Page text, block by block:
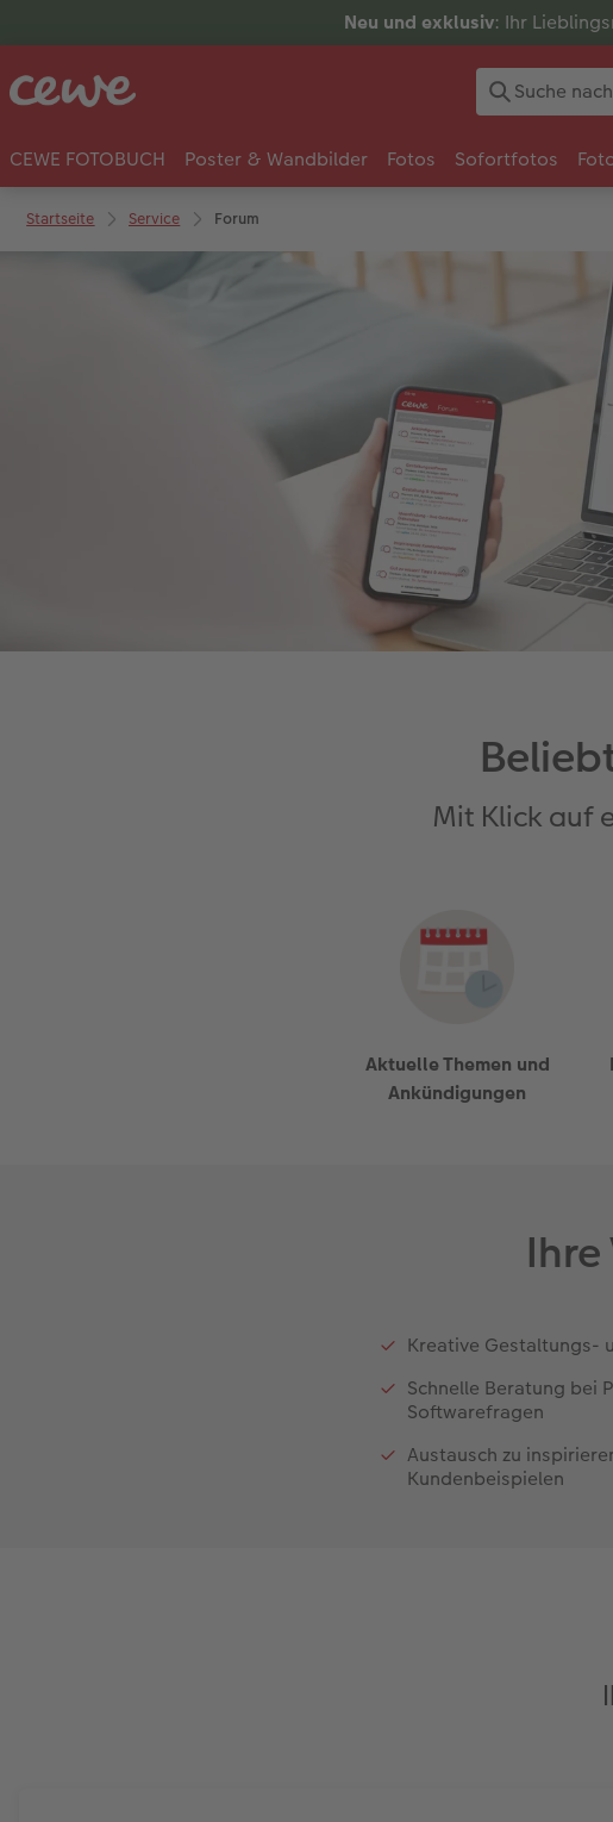
Neu und exklusiv: Ihr
CEWE FOTOBUCH Poster & Wandbilder Fotos Sofortfotos
Startseite Service Forum
Mit Klick auf
Aktuelle Themen und
Ankündigungen
Kreative Gestaltungs-
Schnelle Beratung bei
Softwarefragen
Austausch zu
Kundenbeispielen